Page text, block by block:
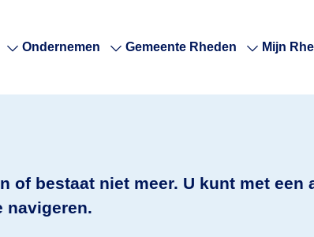
Ondernemen Gemeente Rheden Mijn
of bestaat niet meer. U kunt met een
navigeren.